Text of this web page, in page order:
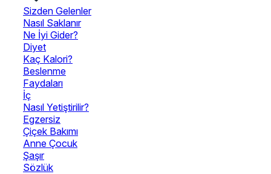
Sizden Gelenler
Nasıl Saklanır
Ne İyi Gider?
Diyet
Kaç Kalori?
Beslenme
Faydaları
İç
Nasıl Yetiştirilir?
Egzersiz
Çiçek Bakımı
Anne Çocuk
Şaşır
Sözlük